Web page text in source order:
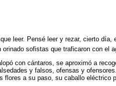
leer. Pensé leer y rezar, cierto día,
sofistas que traficaron con el
con cántaros, se aproximó a
y falsos, ofensas y
flores a su paso, su caballo eléctrico